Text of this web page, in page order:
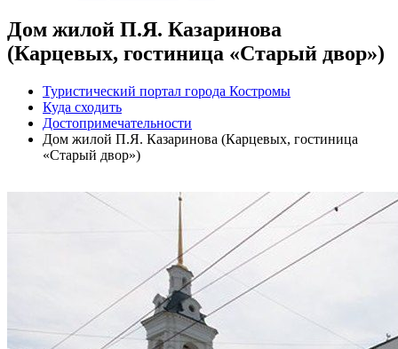
Дом жилой П.Я. Казаринова
(Карцевых, гостиница «Старый двор»)
Туристический портал города Костромы
Куда сходить
Достопримечательности
Дом жилой П.Я. Казаринова (Карцевых, гостиница
«Старый двор»)